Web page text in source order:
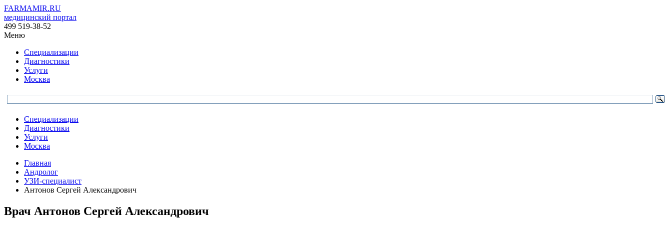
FARMAMIR.RU
медицинский портал
499 519-38-52
Меню
Специализации
Диагностики
Услуги
Москва
Специализации
Диагностики
Услуги
Москва
Главная
Андролог
УЗИ-специалист
Антонов Сергей Александрович
Врач Антонов Сергей Александрович